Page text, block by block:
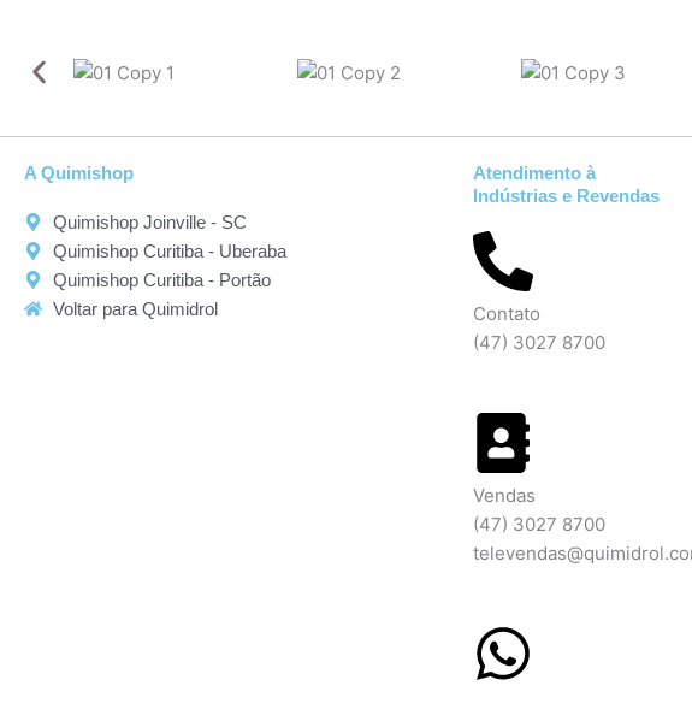
A Quimishop
Quimishop Joinville - SC
Quimishop Curitiba - Uberaba
Quimishop Curitiba - Portão
Voltar para Quimidrol
Atendimento à
Indústrias e Revendas
Contato
(47) 3027 8700
Vendas
(47) 3027 8700